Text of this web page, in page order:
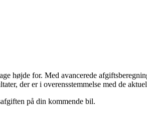
højde for. Med avancerede
der er i overensstemmelse med de
på din kommende bil.